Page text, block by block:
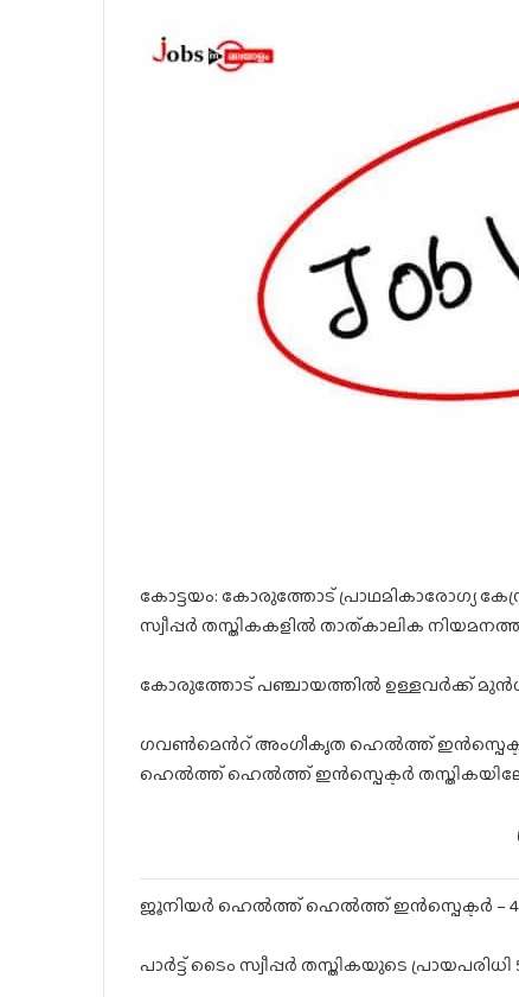
കോട്ടയം: കോരുത്തോട് പ്രാഥമികാരോഗ്യ
സ്വീപ്പര്‍ തസ്തികകളില്‍ താത്കാലിക
കോരുത്തോട് പഞ്ചായത്തില്‍ ഉള്ളവര്‍ക്ക്
ഗവണ്‍മെന്‍റ് അംഗീകൃത ഹെല്‍ത്ത്
ഹെല്‍ത്ത് ഹെല്‍ത്ത് ഇന്‍സ്പെക്ടര്‍
ജൂനിയർ ഹെല്‍ത്ത് ഹെല്‍ത്ത് ഇന്‍സ്പെക്ടര്‍ –
പാര്‍ട്ട് ടൈം സ്വീപ്പര്‍ തസ്തികയുടെ